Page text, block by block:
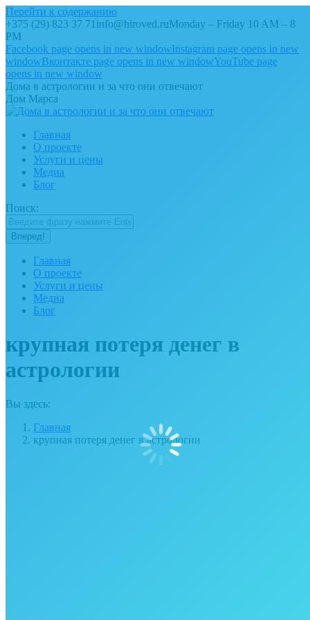
Перейти к содержанию
+375 (29) 823 37 71 info@hiroved.ruMonday – Friday 10 AM – 8
PM
Facebook page opens in new windowInstagram page opens in new
windowВконтакте page opens in new windowYouTube page
opens in new window
Дома в астрологии и за что они отвечают
Дом Марса
Главная
О проекте
Услуги и цены
Медиа
Блог
Поиск:
Главная
О проекте
Услуги и цены
Медиа
Блог
крупная потеря денег в
астрологии
Вы здесь:
Главная
крупная потеря денег в астрологии